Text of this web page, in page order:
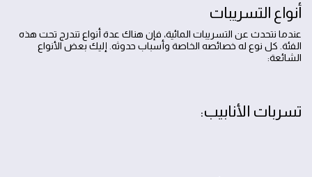
أنواع التسريبات
عندما نتحدث عن التسريبات المائية، فإن هناك عدة أنواع تندرج تحت هذه
الفئة. كل نوع له خصائصه الخاصة وأسباب حدوثه. إليك بعض الأنواع
الشائعة:
تسربات الأنابيب: